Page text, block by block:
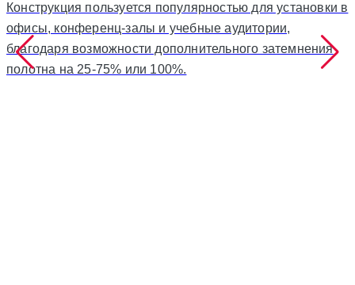
Конструкция пользуется популярностью для установки в
офисы, конференц-залы и учебные аудитории,
благодаря возможности дополнительного затемнения
полотна на 25-75% или 100%.